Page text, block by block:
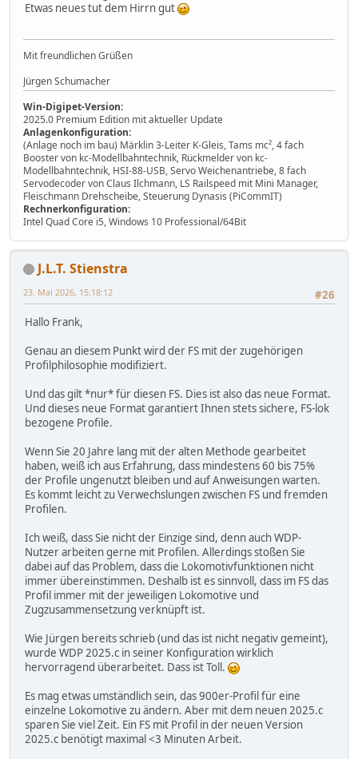
Etwas neues tut dem Hirrn gut
Mit freundlichen Grüßen
Jürgen Schumacher
Win-Digipet-Version:
2025.0 Premium Edition mit aktueller Update
Anlagenkonfiguration:
(Anlage noch im bau) Märklin 3-Leiter K-Gleis, Tams mc², 4 fach
Booster von kc-Modellbahntechnik, Rückmelder von kc-
Modellbahntechnik, HSI-88-USB, Servo Weichenantriebe, 8 fach
Servodecoder von Claus Ilchmann, LS Railspeed mit Mini Manager,
Fleischmann Drehscheibe, Steuerung Dynasis (PiCommIT)
Rechnerkonfiguration:
Intel Quad Core i5, Windows 10 Professional/64Bit
J.L.T. Stienstra
#26
23. Mai 2026, 15:18:12
Hallo Frank,
Genau an diesem Punkt wird der FS mit der zugehörigen
Profilphilosophie modifiziert.
Und das gilt *nur* für diesen FS. Dies ist also das neue Format.
Und dieses neue Format garantiert Ihnen stets sichere, FS-lok
bezogene Profile.
Wenn Sie 20 Jahre lang mit der alten Methode gearbeitet
haben, weiß ich aus Erfahrung, dass mindestens 60 bis 75%
der Profile ungenutzt bleiben und auf Anweisungen warten.
Es kommt leicht zu Verwechslungen zwischen FS und fremden
Profilen.
Ich weiß, dass Sie nicht der Einzige sind, denn auch WDP-
Nutzer arbeiten gerne mit Profilen. Allerdings stoßen Sie
dabei auf das Problem, dass die Lokomotivfunktionen nicht
immer übereinstimmen. Deshalb ist es sinnvoll, dass im FS das
Profil immer mit der jeweiligen Lokomotive und
Zugzusammensetzung verknüpft ist.
Wie Jürgen bereits schrieb (und das ist nicht negativ gemeint),
wurde WDP 2025.c in seiner Konfiguration wirklich
hervorragend überarbeitet. Dass ist Toll.
Es mag etwas umständlich sein, das 900er-Profil für eine
einzelne Lokomotive zu ändern. Aber mit dem neuen 2025.c
sparen Sie viel Zeit. Ein FS mit Profil in der neuen Version
2025.c benötigt maximal <3 Minuten Arbeit.